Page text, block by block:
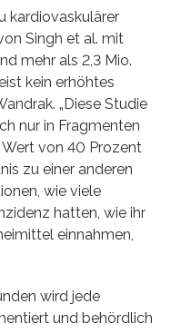
kardiovaskulärer
Singh et al. mit
mehr als 2,3 Mio.
kein erhöhtes
„Diese Studie
nur in Fragmenten
Wert von 40 Prozent
zu einer anderen
wie viele
hatten, wie ihr
einnahmen,
wird jede
und behördlich